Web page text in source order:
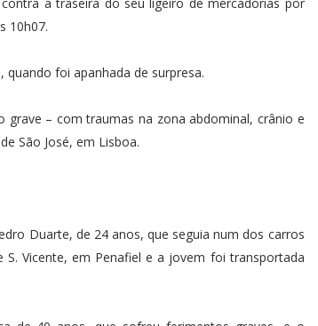
10h07.
foi apanhada de surpresa.
– com traumas na zona abdominal, crânio e
São José, em Lisboa.
Duarte, de 24 anos, que seguia num dos carros
Vicente, em Penafiel e a jovem foi transportada